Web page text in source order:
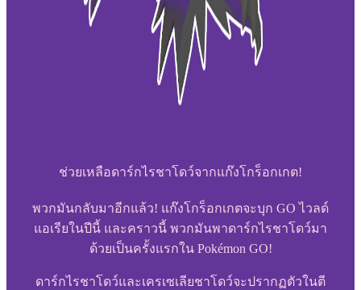
ช่วยเหลือดาร์กไรชาโดว์จากแก๊งโกร็อกเกต!
พวกมันกลับมาอีกแล้ว! แก๊งโกร็อกเกตจะบุก GO ไวลด์
แอเรียในปีนี้ และคราวนี้ พวกมันพาดาร์กไรชาโดว์มา
ด้วยเป็นครั้งแรกใน Pokémon GO!
ดาร์กไรชาโดว์และเครเซเลียชาโดว์จะปรากฏตัวในตี